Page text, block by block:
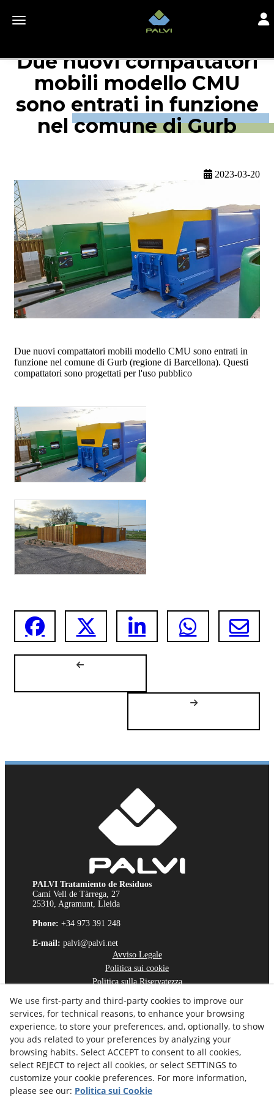
Toggle navigation
Due nuovi compattatori
mobili modello CMU
sono entrati in funzione
nel comune di Gurb
2023-03-20
Due nuovi compattatori mobili modello CMU sono entrati in
funzione nel comune di Gurb (regione di Barcellona). Questi
compattatori sono progettati per l'uso pubblico
PALVI Tratamiento de Residuos
Camí Vell de Tàrrega, 27
25310, Agramunt, Lleida
Phone: +34 973 391 248
E-mail: palvi@palvi.net
Avviso Legale
Politica sui cookie
Politica sulla Riservatezza
Canale Etico
We use first-party and third-party cookies to improve our
services, for technical reasons, to enhance your browsing
experience, to store your preferences, and, optionally, to show
you ads related to your preferences by analyzing your
browsing habits. Select ACCEPT to consent to all cookies,
select REJECT to reject all cookies, or select SETTINGS to
customize your cookie preferences. For more information,
please see our: Politica sui Cookie